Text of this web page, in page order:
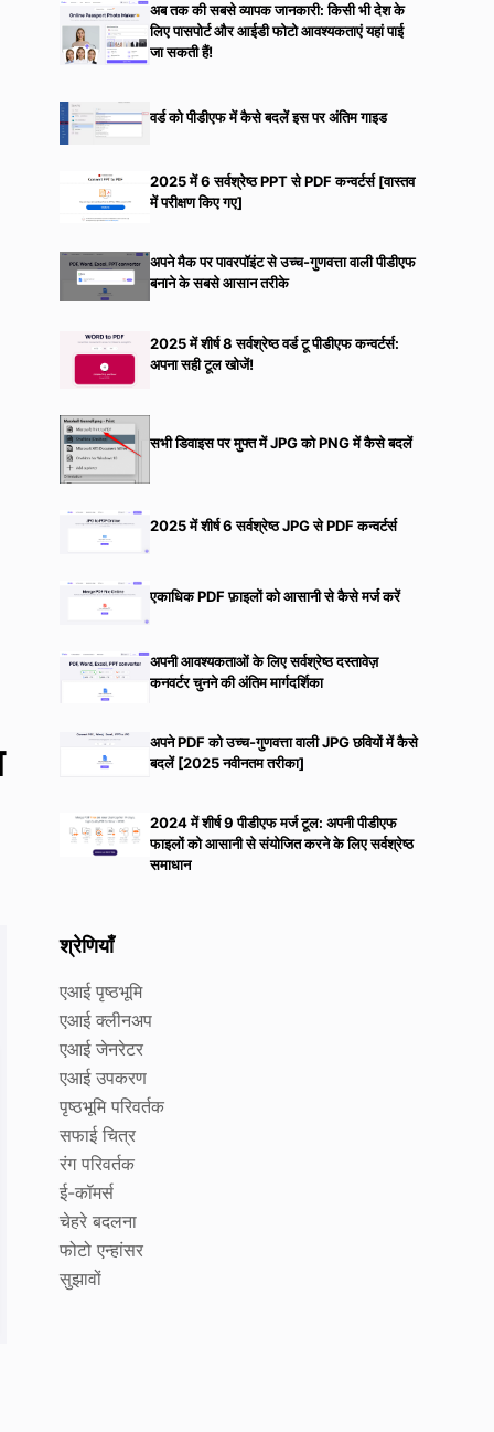
अब तक की सबसे व्यापक जानकारी: किसी भी देश के
लिए पासपोर्ट और आईडी फोटो आवश्यकताएं यहां पाई
जा सकती हैं!
वर्ड को पीडीएफ में कैसे बदलें इस पर अंतिम गाइड
2025 में 6 सर्वश्रेष्ठ PPT से PDF कन्वर्टर्स [वास्तव
में परीक्षण किए गए]
अपने मैक पर पावरपॉइंट से उच्च-गुणवत्ता वाली पीडीएफ
बनाने के सबसे आसान तरीके
2025 में शीर्ष 8 सर्वश्रेष्ठ वर्ड टू पीडीएफ कन्वर्टर्स:
अपना सही टूल खोजें!
सभी डिवाइस पर मुफ्त में JPG को PNG में कैसे बदलें
2025 में शीर्ष 6 सर्वश्रेष्ठ JPG से PDF कन्वर्टर्स
एकाधिक PDF फ़ाइलों को आसानी से कैसे मर्ज करें
अपनी आवश्यकताओं के लिए सर्वश्रेष्ठ दस्तावेज़
कनवर्टर चुनने की अंतिम मार्गदर्शिका
अपने PDF को उच्च-गुणवत्ता वाली JPG छवियों में कैसे
बदलें [2025 नवीनतम तरीका]
2024 में शीर्ष 9 पीडीएफ मर्ज टूल: अपनी पीडीएफ
फाइलों को आसानी से संयोजित करने के लिए सर्वश्रेष्ठ
समाधान
श्रेणियाँ
एआई पृष्ठभूमि
एआई क्लीनअप
एआई जेनरेटर
एआई उपकरण
पृष्ठभूमि परिवर्तक
सफाई चित्र
रंग परिवर्तक
ई-कॉमर्स
चेहरे बदलना
फोटो एन्हांसर
सुझावों